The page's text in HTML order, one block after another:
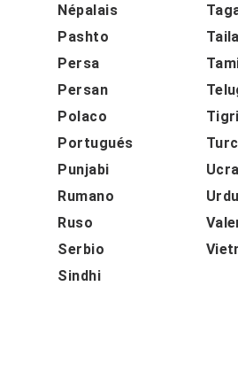
Népalais
Pashto
Persa
Persan
Polaco
Portugués
Punjabi
Rumano
Ruso
Serbio
Sindhi
Urdu